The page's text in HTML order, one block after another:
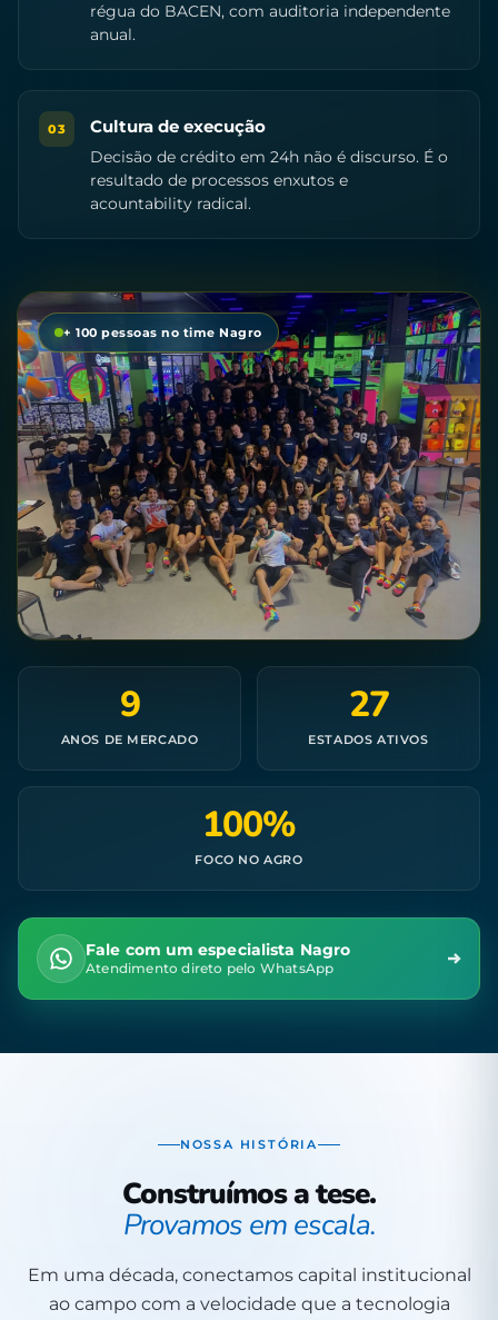
régua do BACEN, com auditoria independente
anual.
03 Cultura de execução
Decisão de crédito em 24h não é discurso. É o
resultado de processos enxutos e
acountability radical.
+ 100 pessoas no time Nagro
9
ANOS DE MERCADO
27
ESTADOS ATIVOS
100%
FOCO NO AGRO
Fale com um especialista Nagro
Atendimento direto pelo WhatsApp
NOSSA HISTÓRIA
Construímos a tese.
Provamos em escala.
Em uma década, conectamos capital institucional
ao campo com a velocidade que a tecnologia